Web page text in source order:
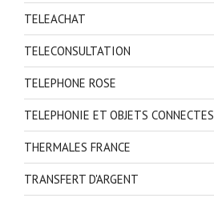
TELEACHAT
TELECONSULTATION
TELEPHONE ROSE
TELEPHONIE ET OBJETS CONNECTES
THERMALES FRANCE
TRANSFERT D'ARGENT